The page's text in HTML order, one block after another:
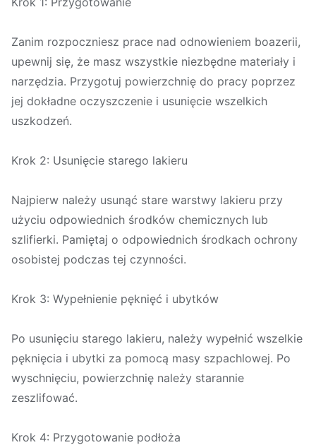
Zanim rozpoczniesz prace nad odnowieniem boazerii,
upewnij się, że masz wszystkie niezbędne materiały i
narzędzia. Przygotuj powierzchnię do pracy poprzez
jej dokładne oczyszczenie i usunięcie wszelkich
uszkodzeń.
Krok 2: Usunięcie starego lakieru
Najpierw należy usunąć stare warstwy lakieru przy
użyciu odpowiednich środków chemicznych lub
szlifierki. Pamiętaj o odpowiednich środkach ochrony
osobistej podczas tej czynności.
Krok 3: Wypełnienie pęknięć i ubytków
Po usunięciu starego lakieru, należy wypełnić wszelkie
pęknięcia i ubytki za pomocą masy szpachlowej. Po
wyschnięciu, powierzchnię należy starannie
zeszlifować.
Krok 4: Przygotowanie podłoża